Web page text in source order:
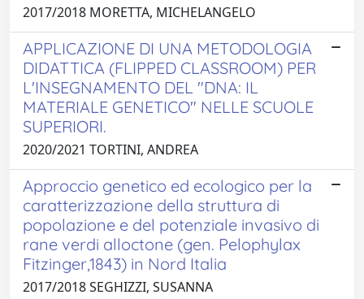
2017/2018 MORETTA, MICHELANGELO
APPLICAZIONE DI UNA METODOLOGIA
DIDATTICA (FLIPPED CLASSROOM) PER
L'INSEGNAMENTO DEL "DNA: IL
MATERIALE GENETICO" NELLE SCUOLE
SUPERIORI.
2020/2021 TORTINI, ANDREA
Approccio genetico ed ecologico per la
caratterizzazione della struttura di
popolazione e del potenziale invasivo di
rane verdi alloctone (gen. Pelophylax
Fitzinger,1843) in Nord Italia
2017/2018 SEGHIZZI, SUSANNA